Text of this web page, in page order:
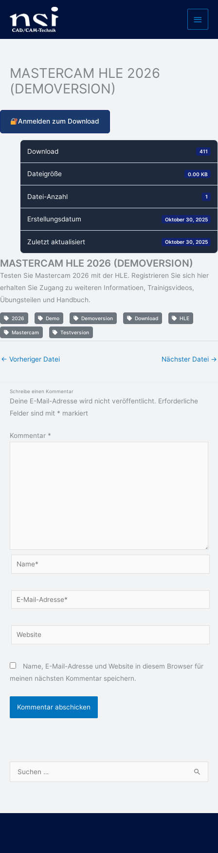
Inhalt
springen
MASTERCAM HLE 2026
(DEMOVERSION)
Anmelden zum Download
Download 411
Dateigröße 0.00 KB
Datei-Anzahl 1
Erstellungsdatum Oktober 30, 2025
Zuletzt aktualisiert Oktober 30, 2025
MASTERCAM HLE 2026 (DEMOVERSION)
Testen Sie Mastercam 2026 mit der HLE. Registrieren Sie sich hier
erhalten Sie Zugang zu weiteren Informatioen, Trainigsvideos,
Übungsteilen und Handbuch.
2026 Demo Demoversion Download HLE
Mastercam Testversion
← Vorheriger Datei Nächster Datei →
Schreibe einen Kommentar
Deine E-Mail-Adresse wird nicht veröffentlicht. Erforderliche
Felder sind mit * markiert
Kommentar *
Name*
Mail-
Website
Name, E-Mail-Adresse und Website in diesem Browser für
meinen nächsten Kommentar speichern.
h